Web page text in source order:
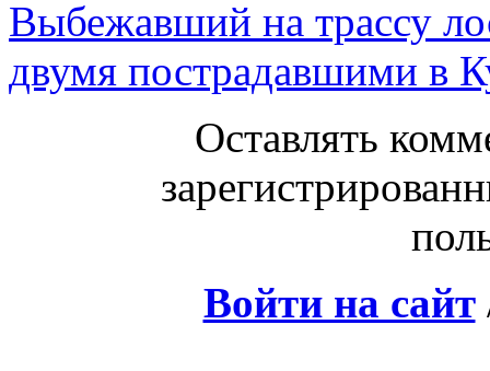
Выбежавший на трассу
двумя пострадавшими в
Оставлять
Войти на сайт